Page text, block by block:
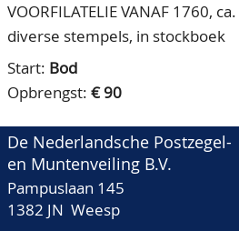
VOORFILATELIE VANAF 1760,
diverse stempels, in stockboek
Start: Bod
Opbrengst: € 90
De Nederlandsche Postzegel-
en Muntenveiling B.V.
Pampuslaan 145
1382 JN Weesp